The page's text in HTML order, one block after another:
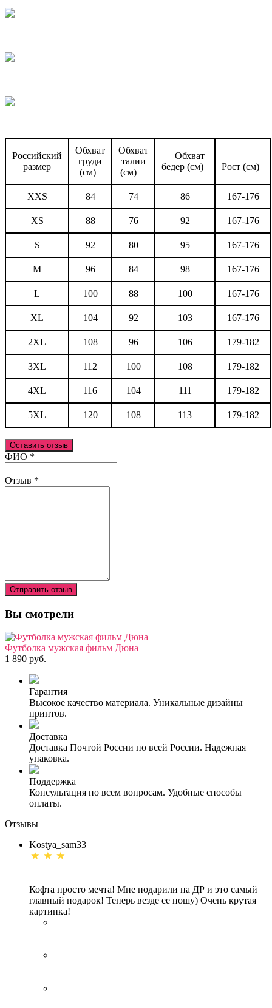
Российский
размер
Обхват
груди
(см)
Обхват
талии
(см)
Обхват
бедер (см)
Рост (см)
XXS 84 74 86 167-176
XS 88 76 92 167-176
S 92 80 95 167-176
M 96 84 98 167-176
L 100 88 100 167-176
XL 104 92 103 167-176
2XL 108 96 106 179-182
3XL 112 100 108 179-182
4XL 116 104 111 179-182
5XL 120 108 113 179-182
Оставить отзыв
Ваш отзыв был отправлен!
ФИО *
Отзыв *
Отправить отзыв
Вы смотрели
Футболка мужская фильм Дюна
1 890 руб.
Гарантия
Высокое качество материала. Уникальные дизайны
принтов.
Доставка
Доставка Почтой России по всей России. Надежная
упаковка.
Поддержка
Консультация по всем вопросам. Удобные способы
оплаты.
Отзывы
Kostya_sam33
Кофта просто мечта! Мне подарили на ДР и это самый
главный подарок! Теперь везде ее ношу) Очень крутая
картинка!